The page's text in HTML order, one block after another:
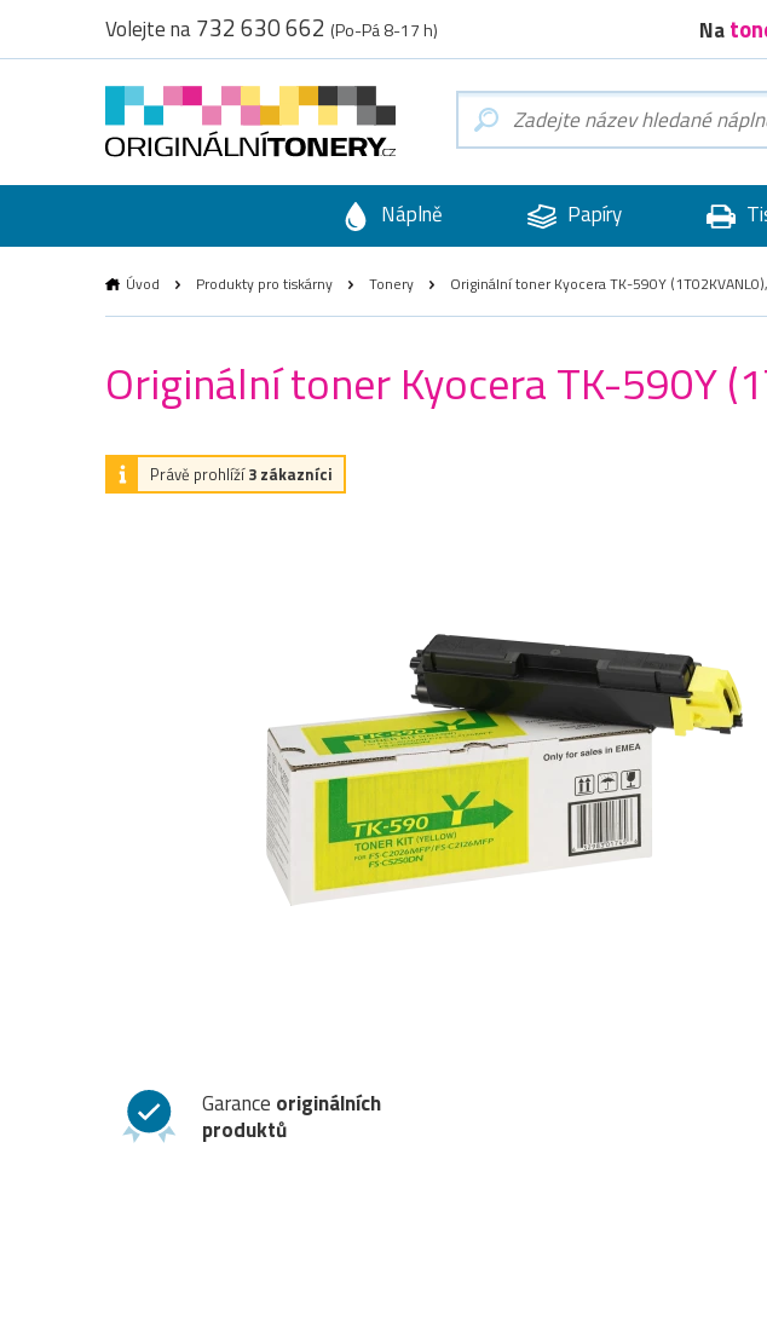
Volejte na732 630 662 (Po-Pá 8-17 h) Na
Náplně Papíry
Úvod Produkty pro tiskárny Tonery Originální toner Kyocera TK-590Y
Originální toner Kyocera TK-590Y
Právě prohlíží3 zákazníci
Garance originálních
produktů